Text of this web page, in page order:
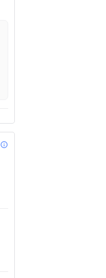
info_outline